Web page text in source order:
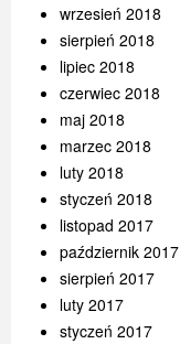
wrzesień 2018
sierpień 2018
lipiec 2018
czerwiec 2018
maj 2018
marzec 2018
luty 2018
styczeń 2018
listopad 2017
październik 2017
sierpień 2017
luty 2017
styczeń 2017